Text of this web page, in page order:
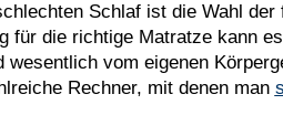
Schlaf ist die Wahl
für die richtige Matratze kann
wesentlich vom eigenen
Rechner, mit denen man